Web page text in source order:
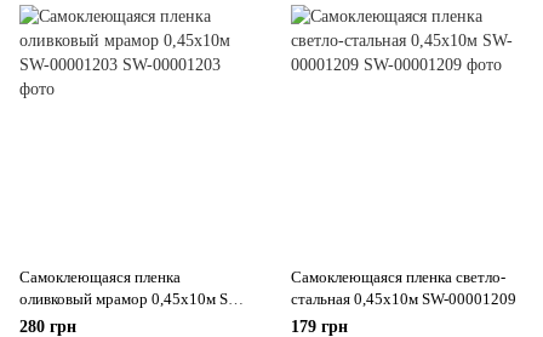
Самоклеющаяся пленка
оливковый мрамор 0,45х10м SW-
00001203
280 грн
Самоклеющаяся пленка светло-
стальная 0,45х10м SW-00001209
179 грн